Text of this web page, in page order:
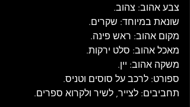
צבע אהוב: צהוב.
שונאת במיוחד: שקרים.
מקום אהוב: ראש פינה.
מאכל אהוב: סלט ירקות.
משקה אהוב: יין.
ספורט: לרכב על סוסים וטניס.
תחביבים: לצייר, לשיר ולקרוא ספרים.